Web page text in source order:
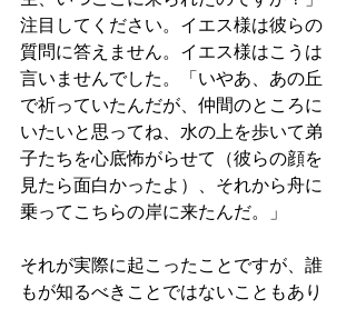
注目してください。イエス様は彼らの
質問に答えません。イエス様はこうは
言いませんでした。「いやあ、あの丘
で祈っていたんだが、仲間のところに
いたいと思ってね、水の上を歩いて弟
子たちを心底怖がらせて（彼らの顔を
見たら面白かったよ）、それから舟に
乗ってこちらの岸に来たんだ。」
それが実際に起こったことですが、誰
もが知るべきことではないこともあり